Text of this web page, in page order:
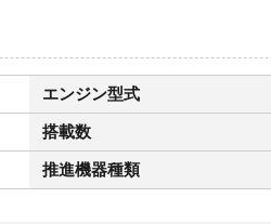
エンジン型式
搭載数
推進機器種類